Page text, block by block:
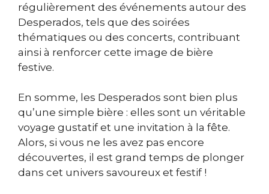
régulièrement des événements autour des
Desperados, tels que des soirées
thématiques ou des concerts, contribuant
ainsi à renforcer cette image de bière
festive.
En somme, les Desperados sont bien plus
qu’une simple bière : elles sont un véritable
voyage gustatif et une invitation à la fête.
Alors, si vous ne les avez pas encore
découvertes, il est grand temps de plonger
dans cet univers savoureux et festif !